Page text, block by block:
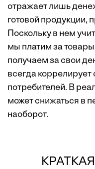
отражает лишь
готовой продукции,
Поскольку в нем
мы платим за
получаем за свои
всегда коррелирует
потребителей. В
может снижаться в
наоборот.